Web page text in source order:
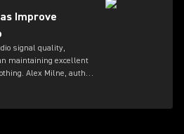
Improve
signal quality,
maintaining excellent
Alex Milne, author